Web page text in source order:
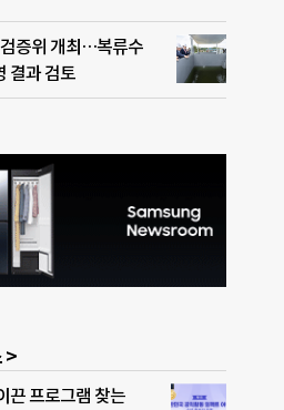
증위 개최…복류수
결과 검토
>
끈 프로그램 찾는